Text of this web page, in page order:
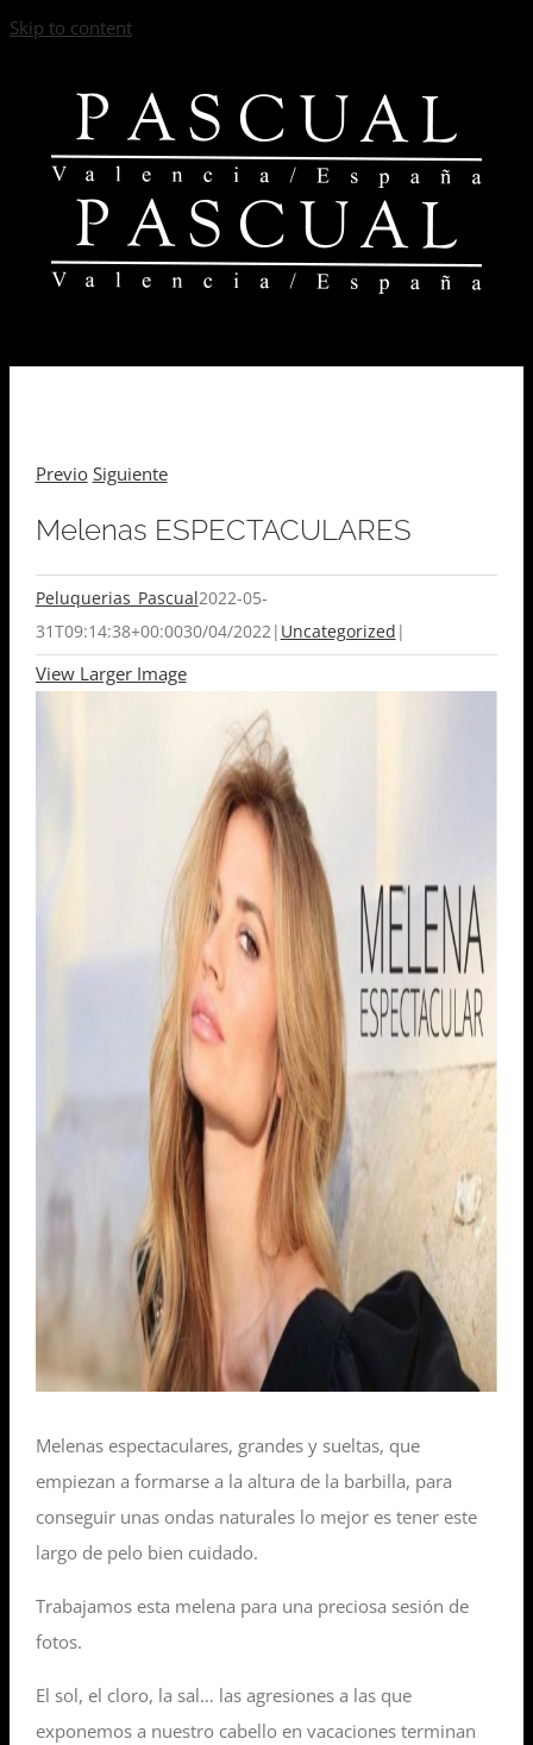
Skip to content
Previo Siguiente
Melenas ESPECTACULARES
Peluquerias_Pascual2022-05-
31T09:14:38+00:0030/04/2022| Uncategorized |
View Larger Image
Melenas espectaculares, grandes y sueltas, que
empiezan a formarse a la altura de la barbilla, para
conseguir unas ondas naturales lo mejor es tener este
largo de pelo bien cuidado.
Trabajamos esta melena para una preciosa sesión de
fotos.
El sol, el cloro, la sal… las agresiones a las que
exponemos a nuestro cabello en vacaciones terminan